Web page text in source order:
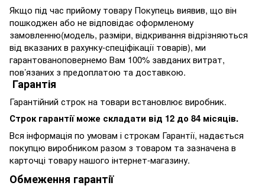
Якщо під час прийому товару Покупець виявив, що він
пошкоджен або не відповідає оформленому
замовленню(модель, разміри, відкривання відрізняються
від вказаних в рахунку-спеціфікації товарів), ми
гарантованоповернемо Вам 100% завданих витрат,
пов’язаних з предоплатою та доставкою.
Гарантія
Гарантійний строк на товари встановлює виробник.
Строк гарантії може складати від 12 до 84 місяців.
Вся інформація по умовам і строкам Гарантії, надається
покупцю виробником разом з товаром та зазначена в
карточці товару нашого інтернет-магазину.
Обмеження гарантії